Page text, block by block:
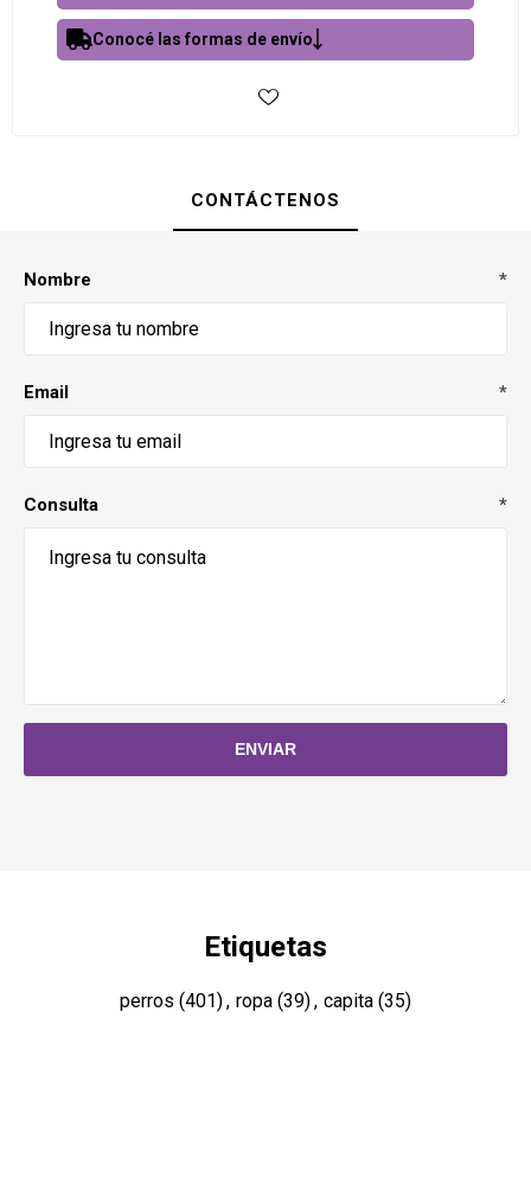
Conocé las formas de envío
CONTÁCTENOS
Nombre *
Email *
Consulta *
Etiquetas
perros (401), ropa (39), capita (35)